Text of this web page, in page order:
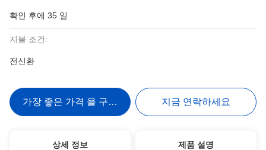
확인 후에 35 일
지불 조건:
전신환
가장 좋은 가격 을 구하라 지금 연락하세요
상세 정보 제품 설명